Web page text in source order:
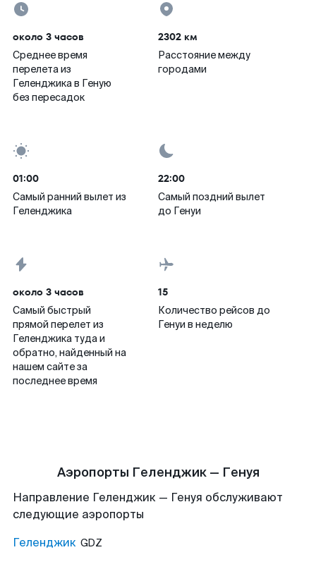
около 3 часов
Среднее время
перелета из
Геленджика в Геную
без пересадок
2302 км
Расстояние между
городами
01:00
Самый ранний вылет из
Геленджика
22:00
Самый поздний вылет
до Генуи
около 3 часов
Самый быстрый
прямой перелет из
Геленджика туда и
обратно, найденный на
нашем сайте за
последнее время
15
Количество рейсов до
Генуи в неделю
Аэропорты Геленджик — Генуя
Направление Геленджик — Генуя обслуживают
следующие аэропорты
Геленджик GDZ